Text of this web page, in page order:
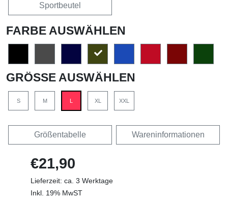
Sportbeutel
FARBE AUSWÄHLEN
GRÖSSE AUSWÄHLEN
S M L XL XXL
Größentabelle Wareninformationen
€21,90
Lieferzeit: ca. 3 Werktage
Inkl. 19% MwST